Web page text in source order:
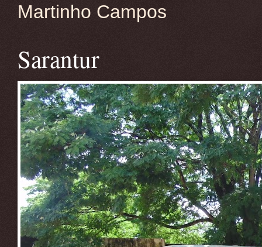
Martinho Campos
Sarantur